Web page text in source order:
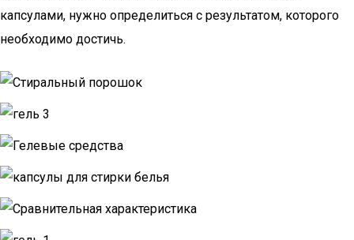
капсулами, нужно определиться с результатом, которого
необходимо достичь.